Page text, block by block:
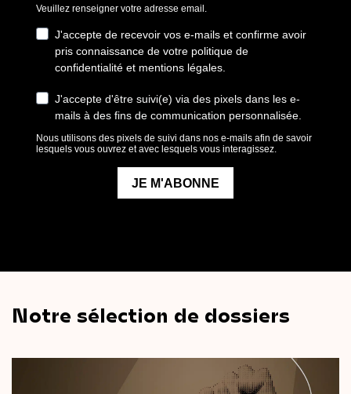
Notre sélection de dossiers